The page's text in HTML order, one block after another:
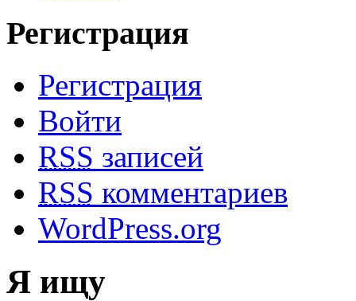
Регистрация
Регистрация
Войти
RSS записей
RSS комментариев
WordPress.org
Я ищу